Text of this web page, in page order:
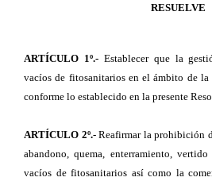
RESUELVE
ARTÍCULO 1º.-Establecer que la
vacíos de fitosanitarios en el ámbito de la
conforme lo establecido en la presente
ARTÍCULO 2º.-Reafirmar la prohibición
abandono, quema, enterramiento,
vacíos de fitosanitarios así como la